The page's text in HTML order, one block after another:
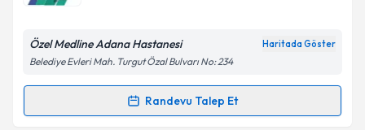
Kişisel verilerimin işlenmesine ilişkin
Metni'ni okudum ve kişisel verilerimin belirtilen
Özel Medline Adana Hastanesi Haritada Göster
Belediye Evleri Mah. Turgut Özal Bulvarı No: 234
Randevu Talep Et
Randevu Takvimi Talebi